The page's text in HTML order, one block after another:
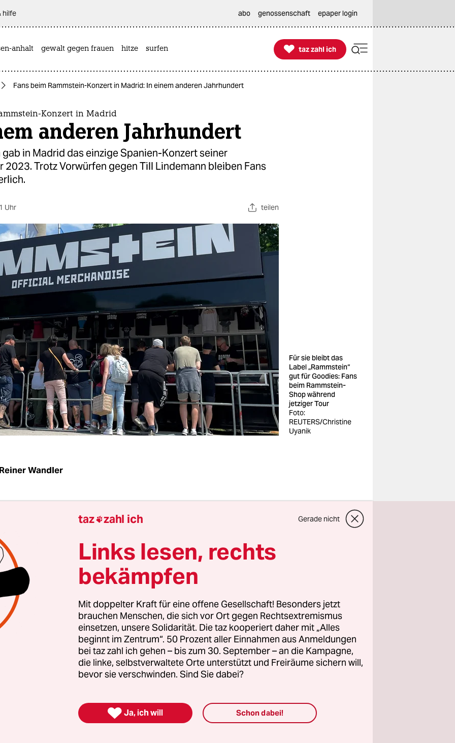
hilfe abo genossenschaft epaper login
anhalt gewalt gegen frauen hitze surfen 
taz zahl ich
taz zahl ich
Fans beim Rammstein-Konzert in Madrid: In einem anderen Jahrhundert
Konzert in Madrid
anderen Jahrhundert
in Madrid das einzige Spanien-Konzert seiner
2023. Trotz Vorwürfen gegen Till Lindemann bleiben Fans
Uhr teilen
Für sie bleibt das
Label „Rammstein“
gut für Goodies: Fans
beim Rammstein-
Shop während
jetziger Tour
Foto:
REUTERS/Christine
Uyanik
Reiner Wandler
waren die Karten ausverkauft“, erinnert sich Laura.
rechtzeitig eine gekriegt. 102 Euro. Am vergangenen
es dann so weit. Die junge Frau aus dem südostspanischen
und ihr Freund Antonio waren zwei von 51.000 Rammstein-
Metropolitano in Madrid.
– „einfach genial“ – „einzigartig“ lauten die
wenn es in Spanien um die Band Rammstein geht, deren
mal als „Neue deutsche Härte“ bezeichnet wird. Bereits vor
die Band ihre Konzerte in Rekordzeiten aus.
taz zahl ich Gerade nicht
Links lesen, rechts
bekämpfen
Mit doppelter Kraft für eine offene Gesellschaft! Besonders jetzt
brauchen Menschen, die sich vor Ort gegen Rechtsextremismus
einsetzen, unsere Solidarität. Die taz kooperiert daher mit „Alles
beginnt im Zentrum“. 50 Prozent aller Einnahmen aus Anmeldungen
bei taz zahl ich gehen – bis zum 30. September – an die Kampagne,
die linke, selbstverwaltete Orte unterstützt und Freiräume sichern will,
bevor sie verschwinden. Sind Sie dabei?
 Ja, ich will Schon dabei!